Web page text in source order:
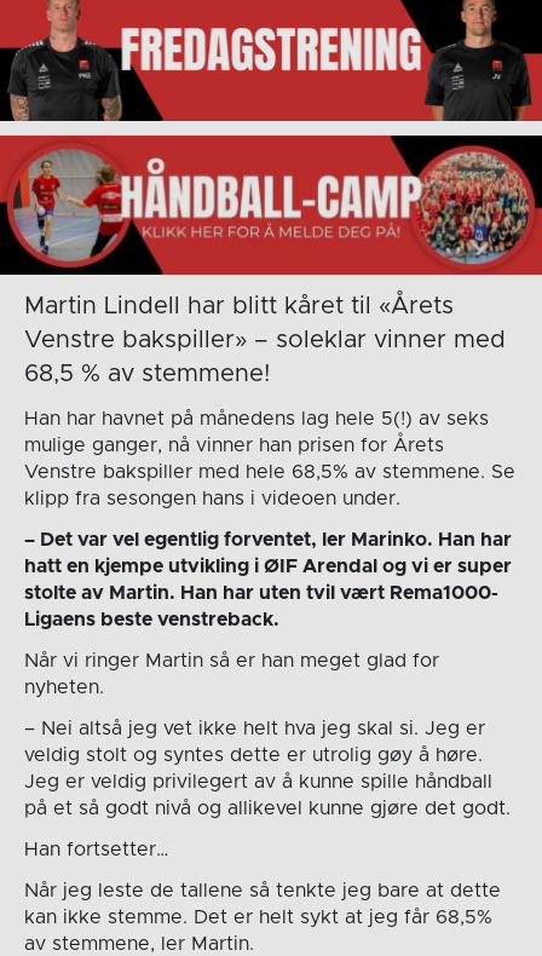
Martin Lindell har blitt kåret til «Årets
Venstre bakspiller» – soleklar vinner med
68,5 % av stemmene!
Han har havnet på månedens lag hele 5(!) av seks
mulige ganger, nå vinner han prisen for Årets
Venstre bakspiller med hele 68,5% av stemmene. Se
klipp fra sesongen hans i videoen under.
– Det var vel egentlig forventet, ler Marinko. Han har
hatt en kjempe utvikling i ØIF Arendal og vi er super
stolte av Martin. Han har uten tvil vært Rema1000-
Ligaens beste venstreback.
Når vi ringer Martin så er han meget glad for
nyheten.
– Nei altså jeg vet ikke helt hva jeg skal si. Jeg er
veldig stolt og syntes dette er utrolig gøy å høre.
Jeg er veldig privilegert av å kunne spille håndball
på et så godt nivå og allikevel kunne gjøre det godt.
Han fortsetter…
Når jeg leste de tallene så tenkte jeg bare at dette
kan ikke stemme. Det er helt sykt at jeg får 68,5%
av stemmene, ler Martin.